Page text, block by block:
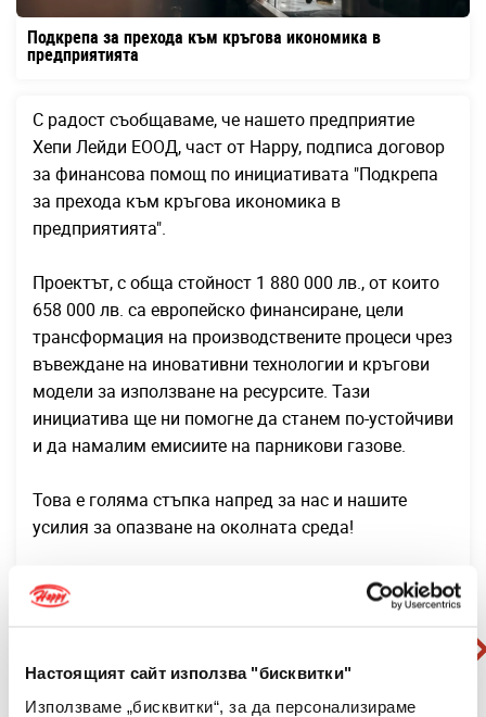
Настоящият сайт използва "бисквитки"
Използваме „бисквитки“, за да персонализираме
Подкрепа за прехода към кръгова икономика в
предприятията
С радост съобщаваме, че нашето предприятие
Хепи Лейди ЕООД, част от Happy, подписа договор
за финансова помощ по инициативата "Подкрепа
за прехода към кръгова икономика в
предприятията".
Проектът, с обща стойност 1 880 000 лв., от които
658 000 лв. са европейско финансиране, цели
трансформация на производствените процеси чрез
въвеждане на иновативни технологии и кръгови
модели за използване на ресурсите. Тази
инициатива ще ни помогне да станем по-устойчиви
и да намалим емисиите на парникови газове.
Това е голяма стъпка напред за нас и нашите
усилия за опазване на околната среда!